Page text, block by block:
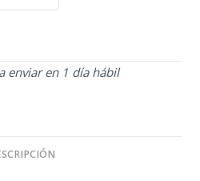
enviar en 1 día hábil